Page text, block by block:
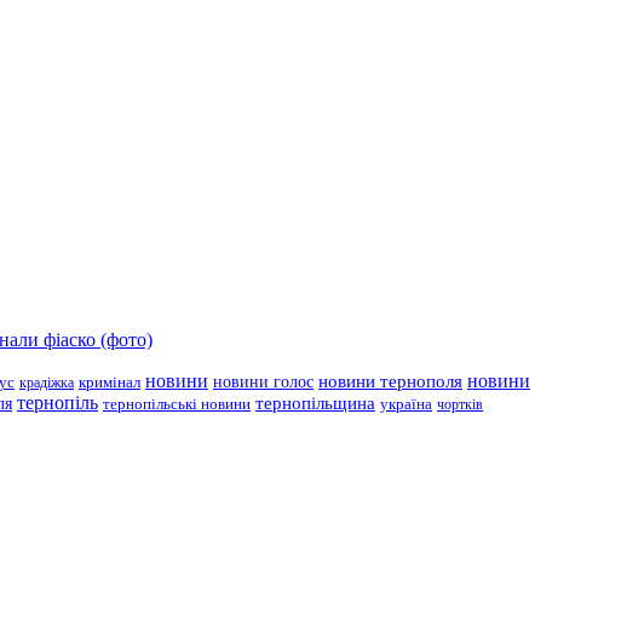
фіаско (фото)
крадіжка кримінал новини новини голос новини тернополя новини
тернопіль тернопільські новини тернопільщина україна чортків